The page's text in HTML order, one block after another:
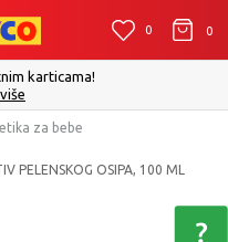
0 0
karticama!
za bebe
PELENSKOG OSIPA, 100 ML